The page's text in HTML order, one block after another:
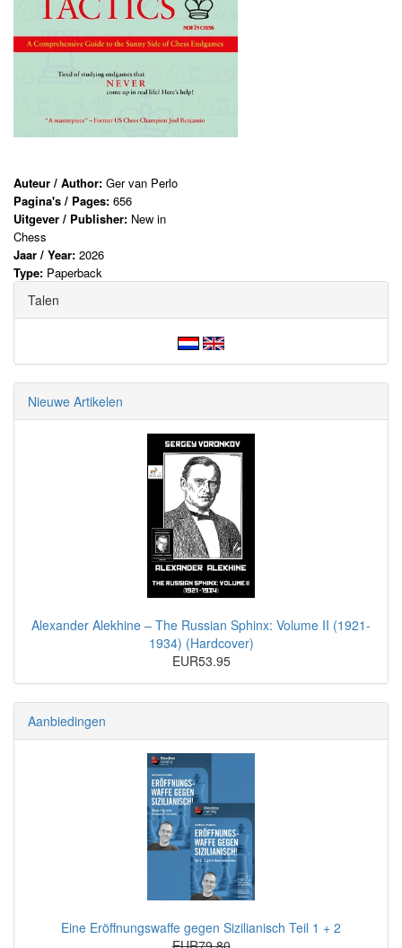
Auteur / Author: Ger van Perlo
Pagina's / Pages: 656
Uitgever / Publisher: New in
Chess
Jaar / Year: 2026
Type: Paperback
Talen
Nieuwe Artikelen
Alexander Alekhine – The Russian Sphinx: Volume II (1921-
1934) (Hardcover)
EUR53.95
Aanbiedingen
Eine Eröffnungswaffe gegen Sizilianisch Teil 1 + 2